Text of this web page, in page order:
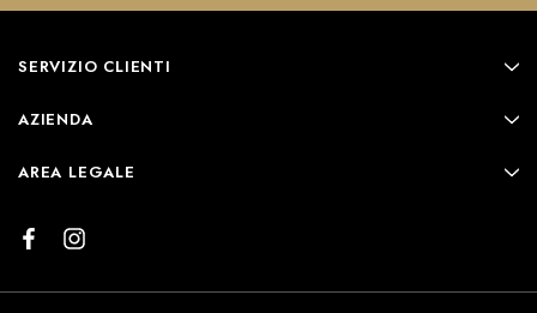
SERVIZIO CLIENTI
AZIENDA
AREA LEGALE